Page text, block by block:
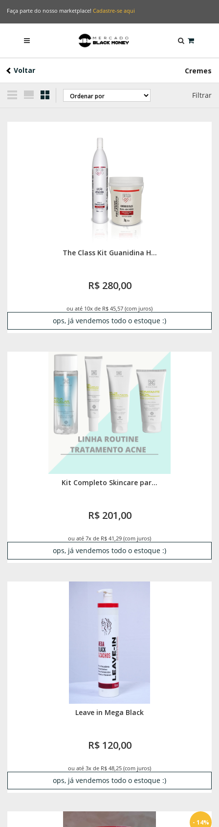
Faça parte do nosso marketplace! Cadastre-se aqui
Voltar Cremes
Filtrar
The Class Kit Guanidina H...
R$ 280,00
ou até 10x de R$ 45,57 (com juros)
ops, já vendemos todo o estoque :)
Kit Completo Skincare par...
R$ 201,00
ou até 7x de R$ 41,29 (com juros)
ops, já vendemos todo o estoque :)
Leave in Mega Black
R$ 120,00
ou até 3x de R$ 48,25 (com juros)
ops, já vendemos todo o estoque :)
- 14%